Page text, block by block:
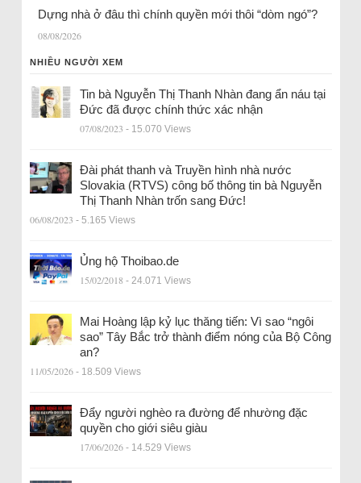
Dựng nhà ở đâu thì chính quyền mới thôi “dòm ngó”?
08/08/2026
NHIỀU NGƯỜI XEM
Tin bà Nguyễn Thị Thanh Nhàn đang ẩn náu tại
Đức đã được chính thức xác nhận
07/08/2023 - 15.070 Views
Đài phát thanh và Truyền hình nhà nước
Slovakia (RTVS) công bố thông tin bà Nguyễn
Thị Thanh Nhàn trốn sang Đức!
06/08/2023 - 5.165 Views
Ủng hộ Thoibao.de
15/02/2018 - 24.071 Views
Mai Hoàng lập kỷ lục thăng tiến: Vì sao “ngôi
sao” Tây Bắc trở thành điểm nóng của Bộ Công
an?
11/05/2026 - 18.509 Views
Đẩy người nghèo ra đường để nhường đặc
quyền cho giới siêu giàu
17/06/2026 - 14.529 Views